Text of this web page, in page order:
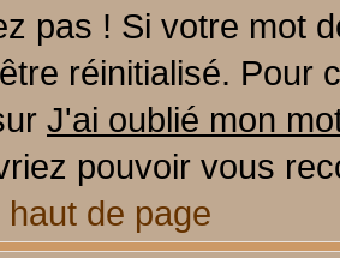
pas ! Si votre mot
réinitialisé. Pour
J'ai oublié mon
pouvoir vous
de page